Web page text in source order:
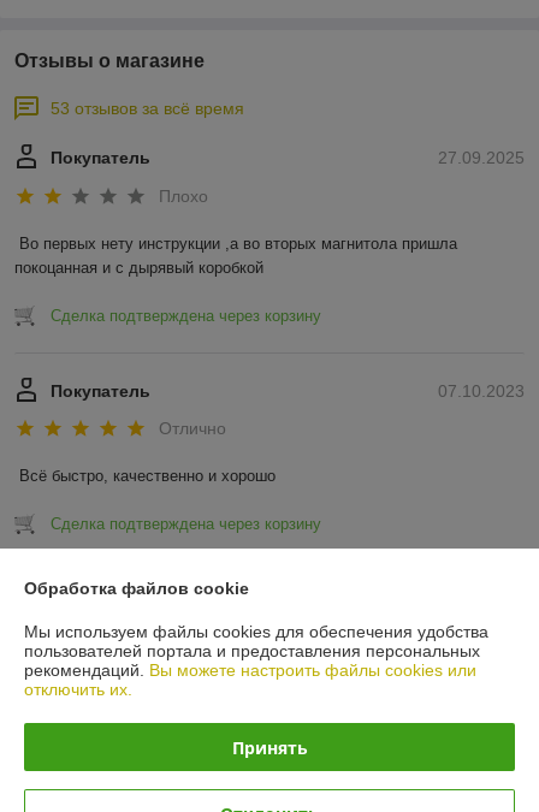
Отзывы о магазине
53 отзывов за всё время
27.09.2025
Покупатель
Плохо
Во первых нету инструкции ,а во вторых магнитола пришла
покоцанная и с дырявый коробкой
Сделка подтверждена через корзину
07.10.2023
Покупатель
Отлично
Всё быстро, качественно и хорошо
Сделка подтверждена через корзину
Показать все отзывы
О нас
Контакты
Доставка и оплата
Обработка файлов cookie
Мы используем файлы cookies для обеспечения удобства
пользователей портала и предоставления персональных
рекомендаций. Вы можете настроить файлы cookies или
отключить их.
Принять